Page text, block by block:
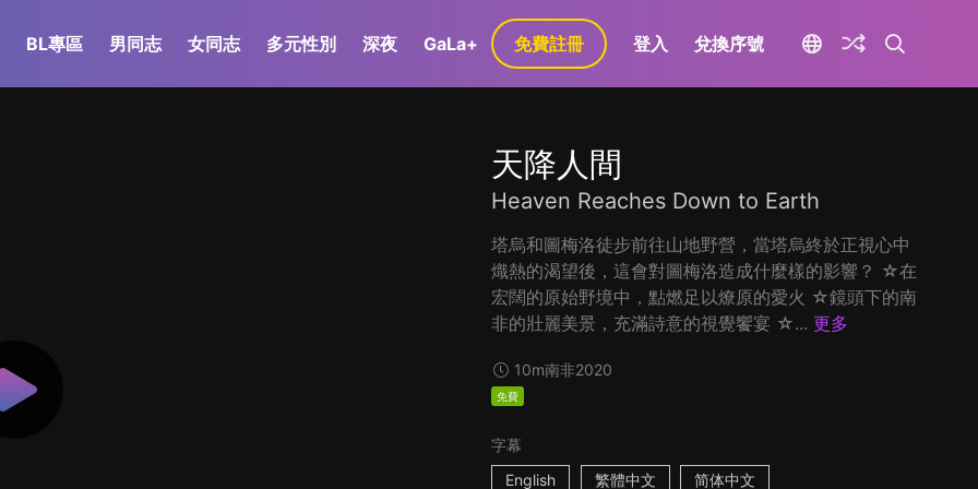
BL專區 男同志 女同志 多元性別 深夜 GaLa+ 免費註冊 登入 兌換序號
天降人間
Heaven Reaches Down to Earth
塔烏和圖梅洛徒步前往山地野營，當塔烏終於正視心中
熾熱的渴望後，這會對圖梅洛造成什麼樣的影響？ ☆在
宏闊的原始野境中，點燃足以燎原的愛火 ☆鏡頭下的南
非的壯麗美景，充滿詩意的視覺饗宴 ☆... 更多
10m南非2020
免費
字幕
English
繁體中文 简体中文